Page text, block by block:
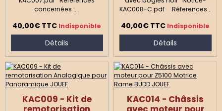
concernées :...
40,00€ TTC Indisponible
Détails
KAC008-C.pdf Réferences...
40,00€ TTC Indisponible
Détails
KAC009 - Kit de
KAC014 - Châssis